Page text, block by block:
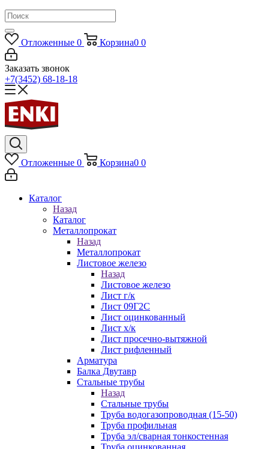
Отложенные 0 Корзина0 0
Заказать звонок
+7(3452) 68-18-18
Отложенные 0 Корзина0 0
Каталог
Назад
Каталог
Металлопрокат
Назад
Металлопрокат
Листовое железо
Назад
Листовое железо
Лист г/к
Лист 09Г2С
Лист оцинкованный
Лист х/к
Лист просечно-вытяжной
Лист рифленный
Арматура
Балка Двутавр
Стальные трубы
Назад
Стальные трубы
Труба водогазопроводная (15-50)
Труба профильная
Труба эл/сварная тонкостенная
Труба оцинкованная